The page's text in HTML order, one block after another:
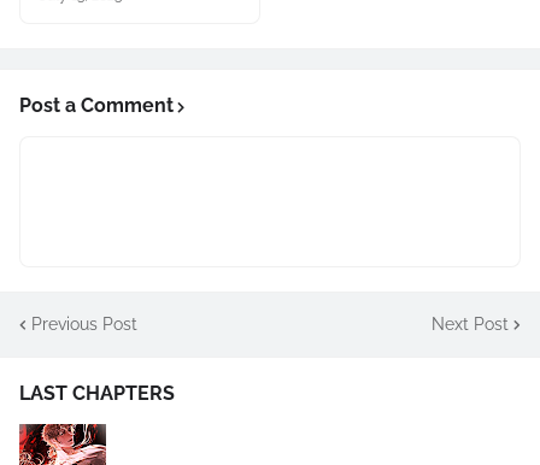
Post a Comment
Previous Post Next Post
LAST CHAPTERS